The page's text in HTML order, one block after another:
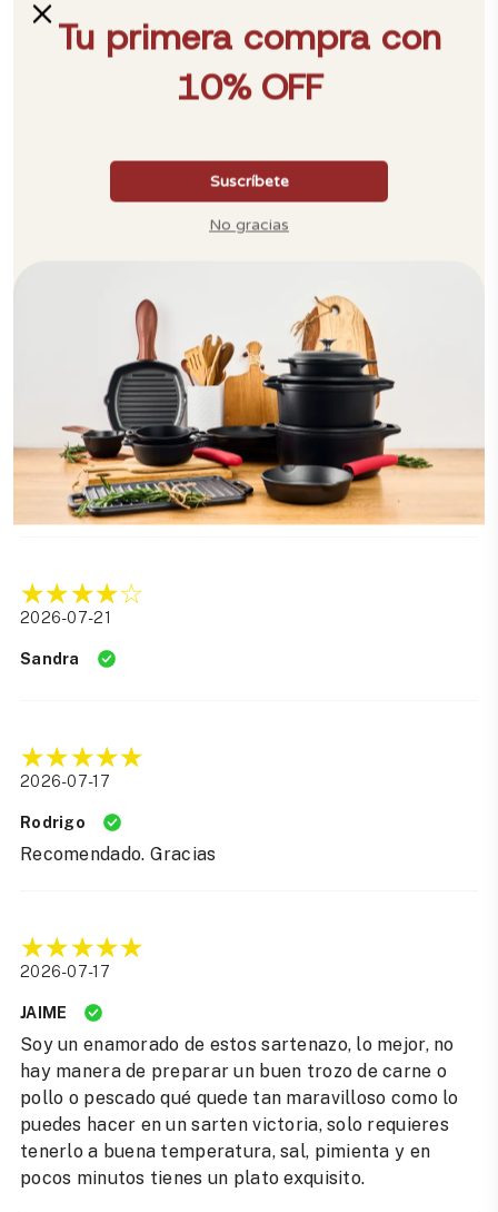
Durabilidad
Reviews por Whatsapp by
2026-07-21
2026-07-21
Carlos
Convertir audio a texto
2026-07-21
Sandra
2026-07-17
Rodrigo
Recomendado. Gracias
2026-07-17
JAIME
Soy un enamorado de estos sartenazo, lo mejor, no
hay manera de preparar un buen trozo de carne o
pollo o pescado qué quede tan maravilloso como lo
puedes hacer en un sarten victoria, solo requieres
tenerlo a buena temperatura, sal, pimienta y en
pocos minutos tienes un plato exquisito.